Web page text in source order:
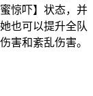
惊吓】状态，并
也可以提升全队
害和紊乱伤害。